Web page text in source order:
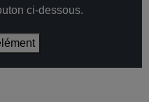
ci-dessous.